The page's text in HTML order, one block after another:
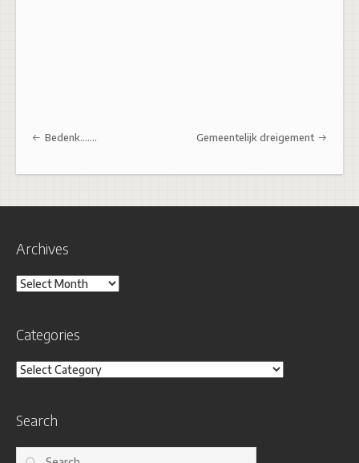
Post navigation
Bedenk……. Gemeentelijk dreigement
Archives
Archives
Categories
Categories
Search
Search